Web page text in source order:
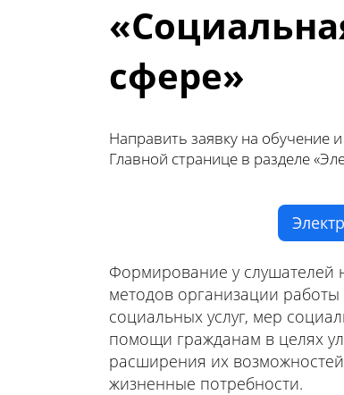
сфере»
Направить заявку на обучение
Главной странице в разделе
Формирование у слушателей
методов организации
социальных услуг, мер
помощи гражданам в целях
расширения их
жизненные потребности.